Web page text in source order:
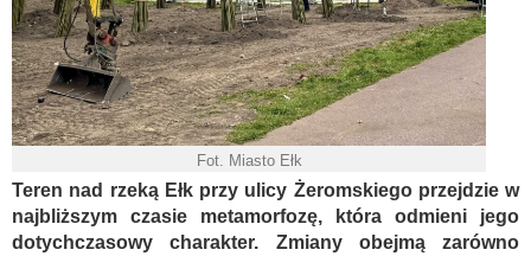
Fot. Miasto Ełk
Teren nad rzeką Ełk przy ulicy Żeromskiego przejdzie w
najbliższym czasie metamorfozę, która odmieni jego
dotychczasowy charakter. Zmiany obejmą zarówno